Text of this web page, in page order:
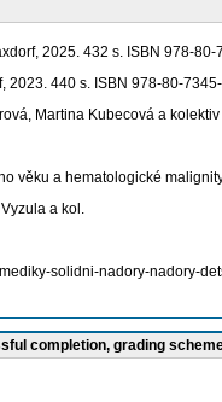
2025. 432 s. ISBN 978-
2023. 440 s. ISBN 978-80-
Martina Kubecová a kolektiv
věku a hematologické
a kol.
solidni-nadory-nadory-
completion, grading